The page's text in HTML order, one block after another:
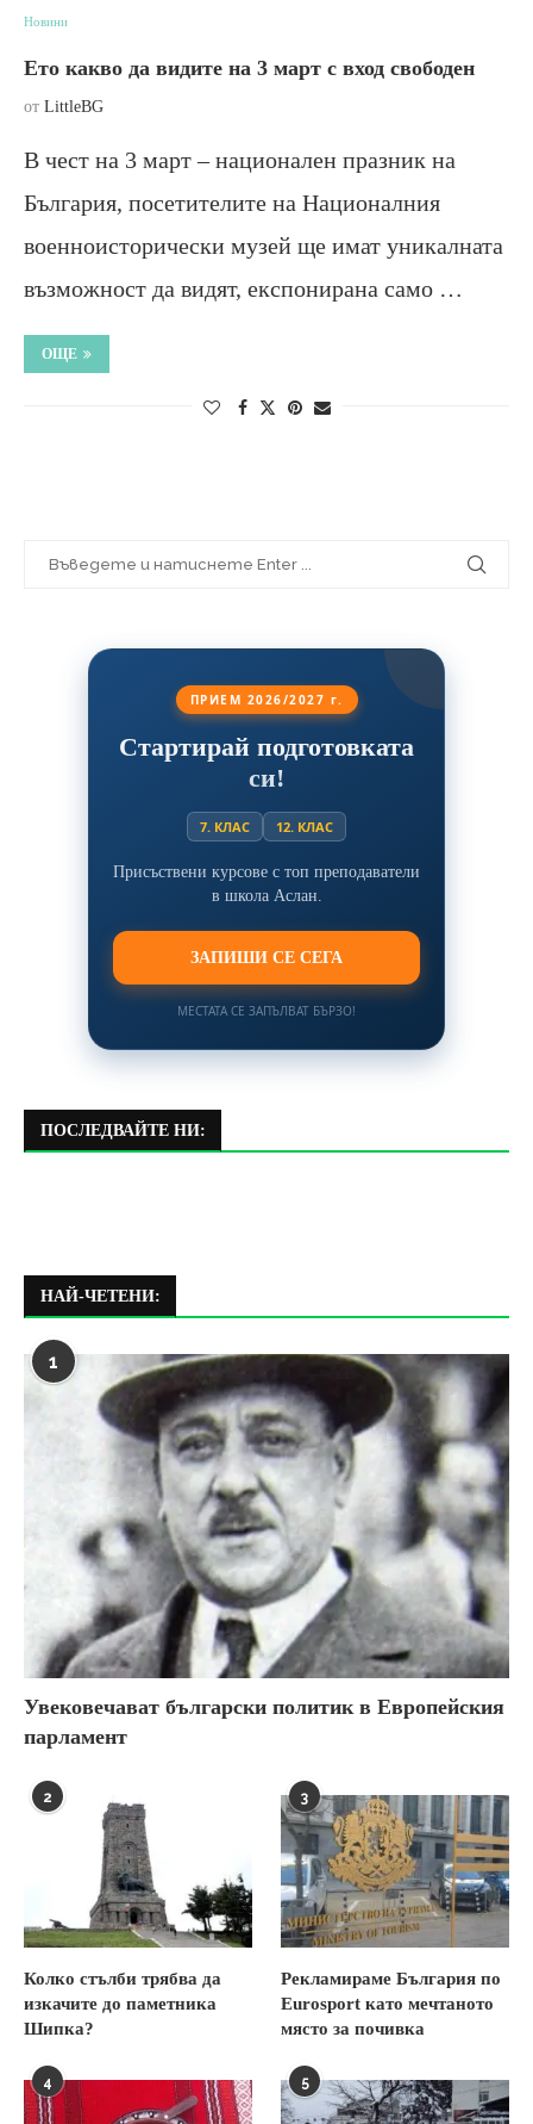
Новини
Ето какво да видите на 3 март с вход свободен
от LittleBG
В чест на 3 март – национален празник на
България, посетителите на Националния
военноисторически музей ще имат уникалната
възможност да видят, експонирана само …
ОЩЕ
ПРИЕМ 2026/2027 г.
Стартирай подготовката
си!
7. КЛАС 12. КЛАС
Присъствени курсове с топ преподаватели
в школа Аслан.
ЗАПИШИ СЕ СЕГА
МЕСТАТА СЕ ЗАПЪЛВАТ БЪРЗО!
ПОСЛЕДВАЙТЕ НИ:
НАЙ-ЧЕТЕНИ:
1
Увековечават български политик в Европейския
парламент
2
Колко стълби трябва да
изкачите до паметника
Шипка?
3
Рекламираме България по
Eurosport като мечтаното
място за почивка
4 5